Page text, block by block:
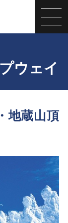
ウェイ
地蔵山頂